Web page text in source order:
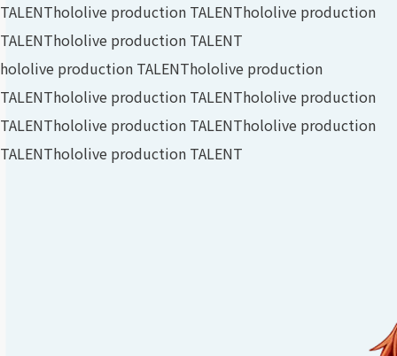
TALENThololive production TALENThololive production
TALENThololive production TALENT
hololive production TALENThololive production
TALENThololive production TALENThololive production
TALENThololive production TALENThololive production
TALENThololive production TALENT